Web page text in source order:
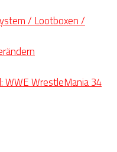
/ Lootboxen /
WWE WrestleMania 34